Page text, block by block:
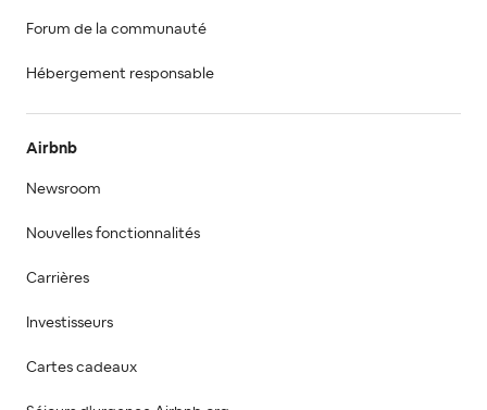
Forum de la communauté
Hébergement responsable
Airbnb
Newsroom
Nouvelles fonctionnalités
Carrières
Investisseurs
Cartes cadeaux